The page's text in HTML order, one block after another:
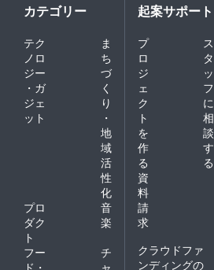
カテゴリー
テク
ノロ
ジー
・ガ
ジェ
ット
ま
ち
づ
く
り
・
地
域
活
性
化
プロ
ダク
ト
音
楽
フー
ド・
チ
ャ
起案サポート
プ
ロ
ジ
ェ
ク
ト
を
作
る
ス
タ
ッ
フ
に
相
談
す
る
資
料
請
求
クラウドファ
ンディングの